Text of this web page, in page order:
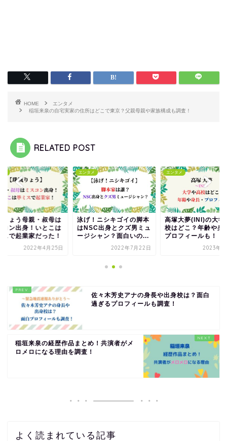
HOME
エンタメ
稲垣来泉の自宅実家の住所はどこで東京？父親母親や家族構成も調査！
RELATED POST
エンタメ
泳げ！ニシキゴイの脚本
はNSC出身とクズ男ミュ
ージシャン？面白いの...
2022年7月22日
エンタメ
高塚大夢(INI)の大学や高
校はどこ？年齢や身長・
プロフィールも！
2023年5月2日
エンタメ
珠城りょ
ミスコン
準ミスで
佐々木芳史アナの身長や出身校は？面白
過ぎるプロフィールも調査！
稲垣来泉の経歴作品まとめ！共演者がメ
ロメロになる理由を調査！
よく読まれている記事